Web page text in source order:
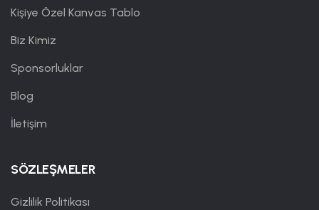
Kişiye Özel Kanvas Tablo
Biz Kimiz
Sponsorluklar
Blog
İletişim
SÖZLEŞMELER
Gizlilik Politikası